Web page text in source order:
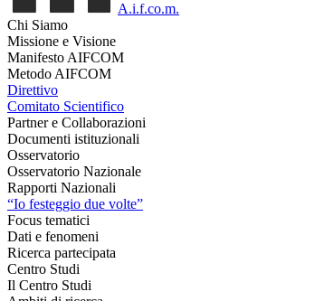
A.i.f.co.m.
Chi Siamo
Missione e Visione
Manifesto AIFCOM
Metodo AIFCOM
Direttivo
Comitato Scientifico
Partner e Collaborazioni
Documenti istituzionali
Osservatorio
Osservatorio Nazionale
Rapporti Nazionali
“Io festeggio due volte”
Focus tematici
Dati e fenomeni
Ricerca partecipata
Centro Studi
Il Centro Studi